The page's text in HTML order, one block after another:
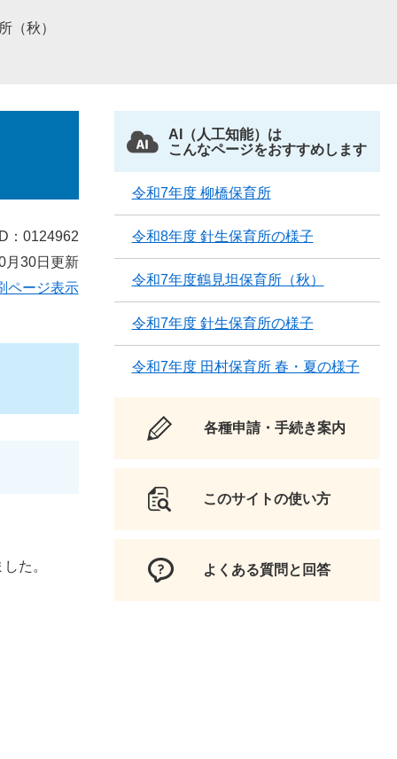
（秋）
：0124962
月30日更新
ページ表示
た。
AI（人工知能）は
こんなページをおすすめします
令和7年度 柳橋保育所
令和8年度 針生保育所の様子
令和7年度鶴見坦保育所（秋）
令和7年度 針生保育所の様子
令和7年度 田村保育所 春・夏の様子
各種申請・手続き案内
このサイトの使い方
よくある質問と回答